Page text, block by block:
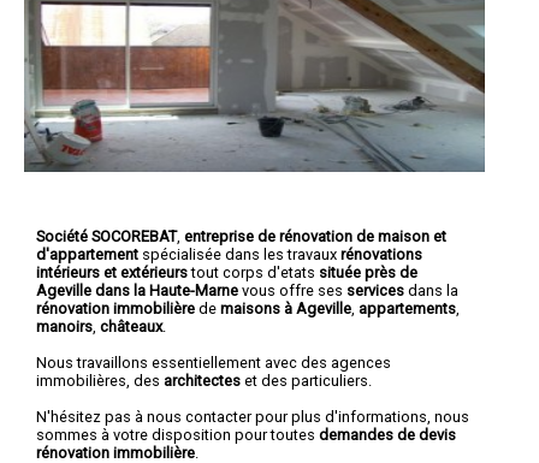
Société SOCOREBAT, entreprise de rénovation de maison et
d'appartement spécialisée dans les travaux rénovations
intérieurs et extérieurstout corps d'etats située près de
Ageville dans la Haute-Marne vous offre ses services dans la
rénovation immobilière de maisons à Ageville appartements
manoirs châteaux.
Nous travaillons essentiellement avec des agences
immobilières, des architectes et des particuliers.
N'hésitez pas à nous contacter pour plus d'informations, nous
sommes à votre disposition pour toutes demandes de devis
rénovation immobilière